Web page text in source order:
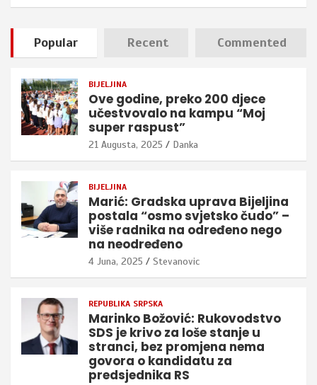
Popular Recent Commented
BIJELJINA
Ove godine, preko 200 djece
učestvovalo na kampu “Moj
super raspust”
21 Augusta, 2025 Danka
BIJELJINA
Marić: Gradska uprava Bijeljina
postala “osmo svjetsko čudo” –
više radnika na određeno nego
na neodređeno
4 Juna, 2025 Stevanovic
REPUBLIKA SRPSKA
Marinko Božović: Rukovodstvo
SDS je krivo za loše stanje u
stranci, bez promjena nema
govora o kandidatu za
predsjednika RS